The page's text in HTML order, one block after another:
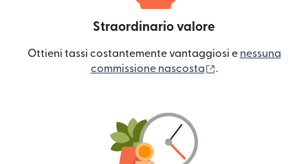
Straordinario valore
Ottieni tassi costantemente vantaggiosi e nessuna
commissione nascosta
.